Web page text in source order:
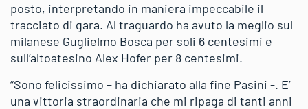
posto, interpretando in maniera impeccabile il
tracciato di gara. Al traguardo ha avuto la meglio sul
milanese Guglielmo Bosca per soli 6 centesimi e
sull’altoatesino Alex Hofer per 8 centesimi.
“Sono felicissimo – ha dichiarato alla fine Pasini -. E’
una vittoria straordinaria che mi ripaga di tanti anni